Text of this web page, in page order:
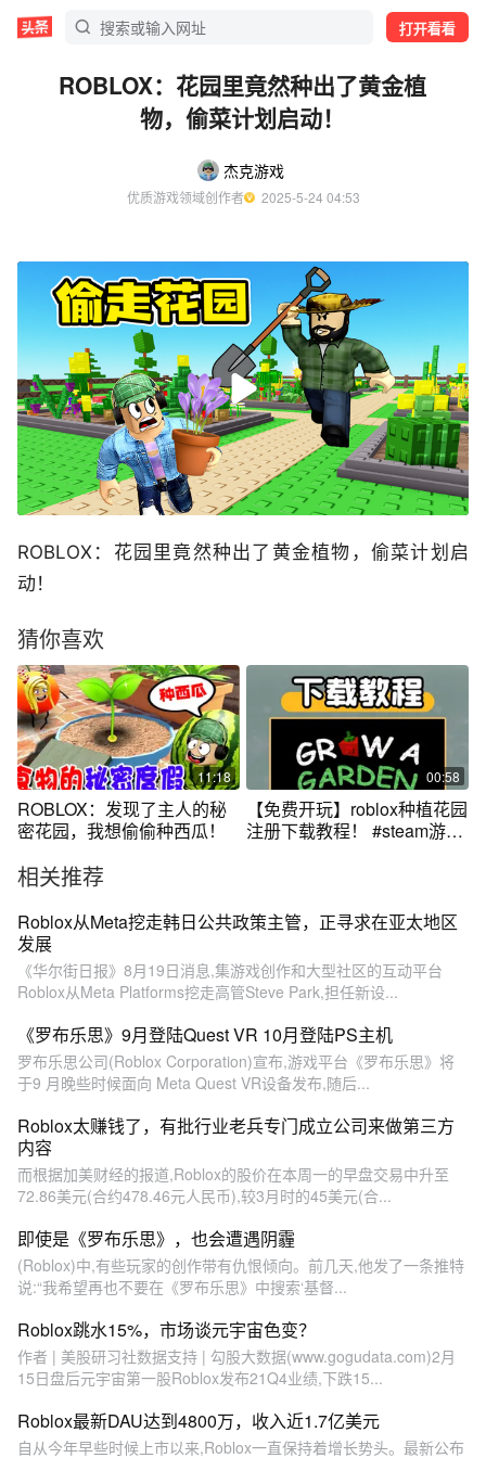
打开看看
ROBLOX：花园里竟然种出了黄金植
物，偷菜计划启动！
杰克游戏
优质游戏领域创作者
  2025-5-24 04:53
ROBLOX：花园里竟然种出了黄金植物，偷菜计划启
动！
猜你喜欢
11:18
ROBLOX：发现了主人的秘
密花园，我想偷偷种西瓜！
00:58
【免费开玩】roblox种植花园
注册下载教程！ #steam游戏
相关推荐
Roblox从Meta挖走韩日公共政策主管，正寻求在亚太地区
发展
《华尔街日报》8月19日消息,集游戏创作和大型社区的互动平台
Roblox从Meta Platforms挖走高管Steve Park,担任新设...
《罗布乐思》9月登陆Quest VR 10月登陆PS主机
罗布乐思公司(Roblox Corporation)宣布,游戏平台《罗布乐思》将
于9 月晚些时候面向 Meta Quest VR设备发布,随后...
Roblox太赚钱了，有批行业老兵专门成立公司来做第三方
内容
而根据加美财经的报道,Roblox的股价在本周一的早盘交易中升至
72.86美元(合约478.46元人民币),较3月时的45美元(合...
即使是《罗布乐思》，也会遭遇阴霾
(Roblox)中,有些玩家的创作带有仇恨倾向。前几天,他发了一条推特
说:“我希望再也不要在《罗布乐思》中搜索‘基督...
Roblox跳水15%，市场谈元宇宙色变？
作者 | 美股研习社数据支持 | 勾股大数据(www.gogudata.com)2月
15日盘后元宇宙第一股Roblox发布21Q4业绩,下跌15...
Roblox最新DAU达到4800万，收入近1.7亿美元
自从今年早些时候上市以来,Roblox一直保持着增长势头。最新公布